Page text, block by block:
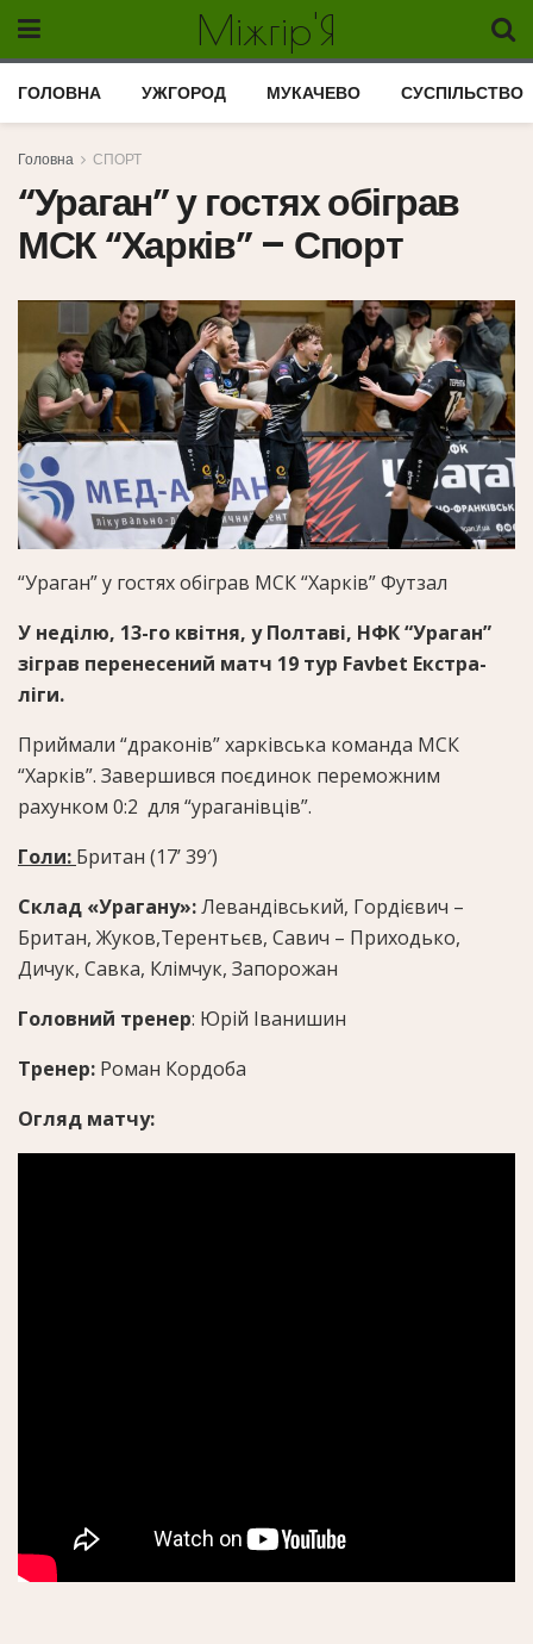
Міжгір'Я
ГОЛОВНА УЖГОРОД МУКАЧЕВО СУСПІЛЬСТВО
Головна СПОРТ
“Ураган” у гостях обіграв
МСК “Харків” – Спорт
“Ураган” у гостях обіграв МСК “Харків”Футзал
У неділю, 13-го квітня, у Полтаві, НФК “Ураган”
зіграв перенесений матч 19 тур Favbet Екстра-
ліги.
Приймали “драконів” харківська команда МСК
“Харків”. Завершився поєдинок переможним
рахунком 0:2 для “ураганівців”.
Голи: Британ (17ʼ 39′)
Склад «Урагану»:Левандівський, Гордієвич –
Британ, Жуков,Терентьєв, Савич – Приходько,
Дичук, Савка, Клімчук, Запорожан
Головний тренер: Юрій Іванишин
Тренер: Роман Кордоба
Огляд матчу: